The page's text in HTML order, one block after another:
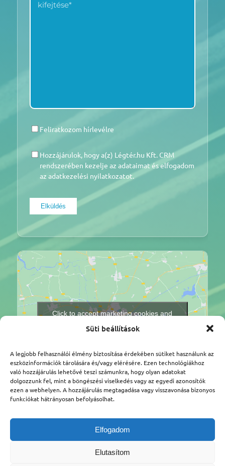
Süti beállítások
A legjobb felhasználói élmény biztosítása érdekében sütiket használunk az
eszközinformációk tárolására és/vagy elérésére. Ezen technológiákhoz
való hozzájárulás lehetővé teszi számunkra, hogy olyan adatokat
dolgozzunk fel, mint a böngészési viselkedés vagy az egyedi azonosítók
ezen a webhelyen. A hozzájárulás megtagadása vagy visszavonása bizonyos
funkciókat hátrányosan befolyásolhat.
Elfogadom
Elutasítom
HÍRLEVÉL
Feliratkozom hírlevélre
HOZZÁJÁRULÁS *
Hozzájárulok, hogy a(z) Légtér.hu Kft. CRM
rendszerében kezelje az adataimat és elfogadom
az adatkezelési nyilatkozatot.
Elküldés
Click to accept marketing cookies and
enable this content